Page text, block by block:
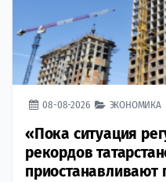
08-08-2026 ЭКОНОМИКА
«Пока ситуация
рекордов
приостанавливают